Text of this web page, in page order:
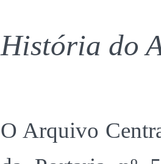
História do
O Arquivo